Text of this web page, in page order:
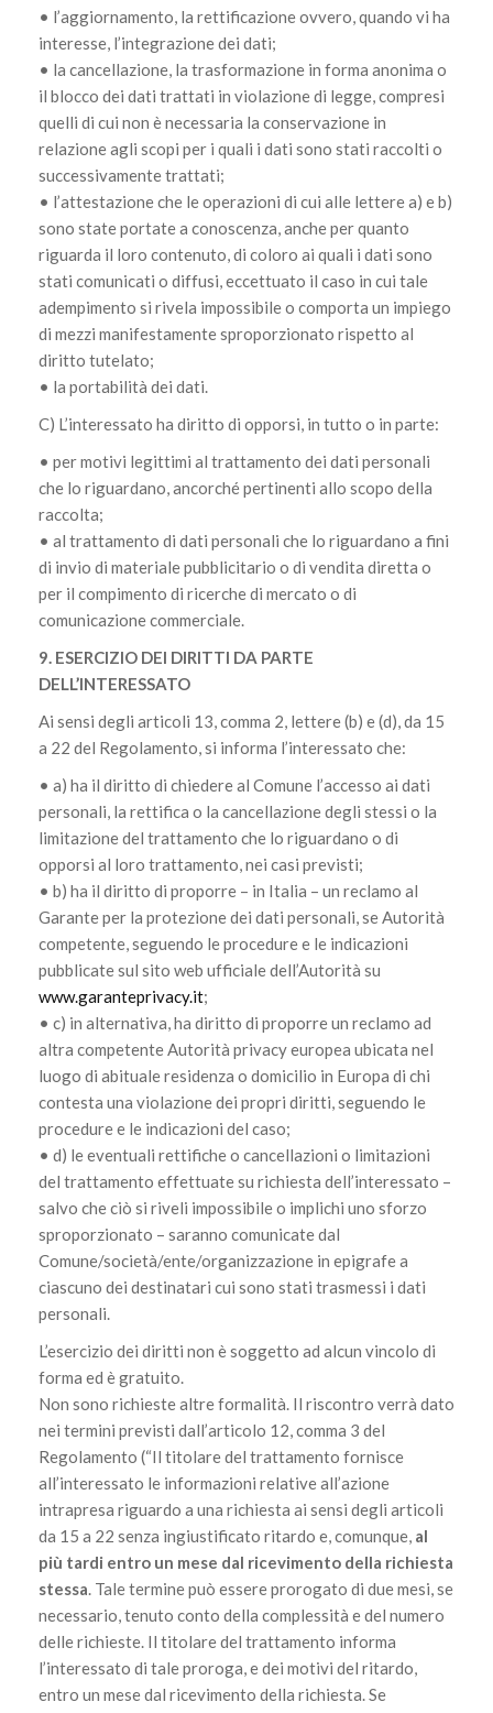
• l’aggiornamento, la rettificazione ovvero, quando vi ha
interesse, l’integrazione dei dati;
• la cancellazione, la trasformazione in forma anonima o
il blocco dei dati trattati in violazione di legge, compresi
quelli di cui non è necessaria la conservazione in
relazione agli scopi per i quali i dati sono stati raccolti o
successivamente trattati;
• l’attestazione che le operazioni di cui alle lettere a) e b)
sono state portate a conoscenza, anche per quanto
riguarda il loro contenuto, di coloro ai quali i dati sono
stati comunicati o diffusi, eccettuato il caso in cui tale
adempimento si rivela impossibile o comporta un impiego
di mezzi manifestamente sproporzionato rispetto al
diritto tutelato;
• la portabilità dei dati.
C) L’interessato ha diritto di opporsi, in tutto o in parte:
• per motivi legittimi al trattamento dei dati personali
che lo riguardano, ancorché pertinenti allo scopo della
raccolta;
• al trattamento di dati personali che lo riguardano a fini
di invio di materiale pubblicitario o di vendita diretta o
per il compimento di ricerche di mercato o di
comunicazione commerciale.
9. ESERCIZIO DEI DIRITTI DA PARTE
DELL’INTERESSATO
Ai sensi degli articoli 13, comma 2, lettere (b) e (d), da 15
a 22 del Regolamento, si informa l’interessato che:
• a) ha il diritto di chiedere al Comune l’accesso ai dati
personali, la rettifica o la cancellazione degli stessi o la
limitazione del trattamento che lo riguardano o di
opporsi al loro trattamento, nei casi previsti;
• b) ha il diritto di proporre – in Italia – un reclamo al
Garante per la protezione dei dati personali, se Autorità
competente, seguendo le procedure e le indicazioni
pubblicate sul sito web ufficiale dell’Autorità su
www.garanteprivacy.it;
• c) in alternativa, ha diritto di proporre un reclamo ad
altra competente Autorità privacy europea ubicata nel
luogo di abituale residenza o domicilio in Europa di chi
contesta una violazione dei propri diritti, seguendo le
procedure e le indicazioni del caso;
• d) le eventuali rettifiche o cancellazioni o limitazioni
del trattamento effettuate su richiesta dell’interessato –
salvo che ciò si riveli impossibile o implichi uno sforzo
sproporzionato – saranno comunicate dal
Comune/società/ente/organizzazione in epigrafe a
ciascuno dei destinatari cui sono stati trasmessi i dati
personali.
L’esercizio dei diritti non è soggetto ad alcun vincolo di
forma ed è gratuito.
Non sono richieste altre formalità. Il riscontro verrà dato
nei termini previsti dall’articolo 12, comma 3 del
Regolamento (“Il titolare del trattamento fornisce
all’interessato le informazioni relative all’azione
intrapresa riguardo a una richiesta ai sensi degli articoli
da 15 a 22 senza ingiustificato ritardo e, comunque, al
più tardi entro un mese dal ricevimento della richiesta
stessa. Tale termine può essere prorogato di due mesi, se
necessario, tenuto conto della complessità e del numero
delle richieste. Il titolare del trattamento informa
l’interessato di tale proroga, e dei motivi del ritardo,
entro un mese dal ricevimento della richiesta. Se